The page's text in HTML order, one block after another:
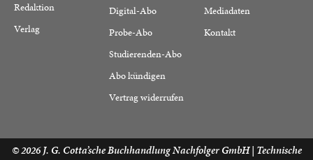
Redaktion
Verlag
Digital-Abo
Probe-Abo
Studierenden-Abo
Abo kündigen
Vertrag widerrufen
Mediadaten
Kontakt
© 2026J. G. Cotta’sche Buchhandlung Nachfolger GmbH| Technische